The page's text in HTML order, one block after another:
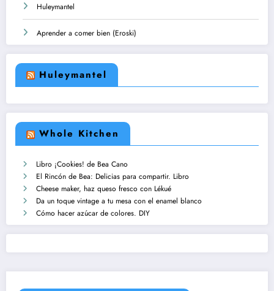
Huleymantel
Aprender a comer bien (Eroski)
Huleymantel
Whole Kitchen
Libro ¡Cookies! de Bea Cano
El Rincón de Bea: Delicias para compartir. Libro
Cheese maker, haz queso fresco con Lékué
Da un toque vintage a tu mesa con el enamel blanco
Cómo hacer azúcar de colores. DIY